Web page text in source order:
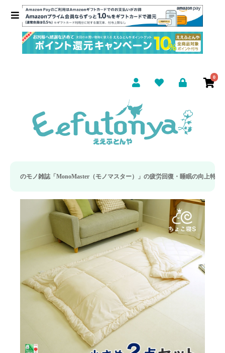
0
（モノマスター）」の疲労回復・睡眠の向上特集に当社のリカバリー枕カバー